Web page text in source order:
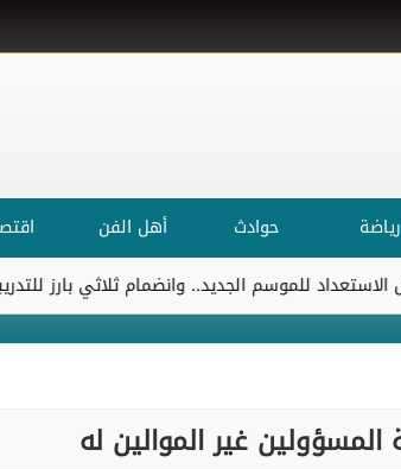
رياضة حوادث أهل الفن
الجديد.. وانضمام ثلاثي بارز للتدريبات
غير الموالين له